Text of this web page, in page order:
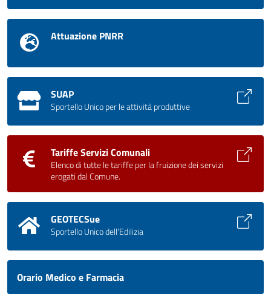
Attuazione PNRR
SUAP
Sportello Unico per le attività produttive
Tariffe Servizi Comunali
Elenco di tutte le tariffe per la fruizione dei servizi
erogati dal Comune.
GEOTECSue
Sportello Unico dell'Edilizia
Orario Medico e Farmacia